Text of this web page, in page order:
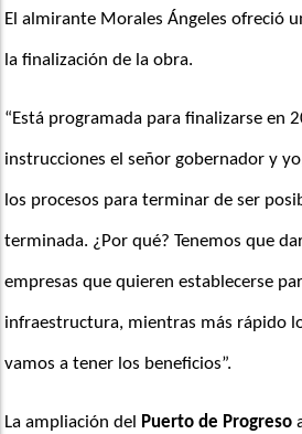
El almirante Morales Ángeles ofreció
la finalización de la obra.
“Está programada para finalizarse en
instrucciones el señor gobernador y
los procesos para terminar de ser
terminada. ¿Por qué? Tenemos que
empresas que quieren establecerse
infraestructura, mientras más rápido
vamos a tener los beneficios”.
La ampliación del Puerto de Progreso